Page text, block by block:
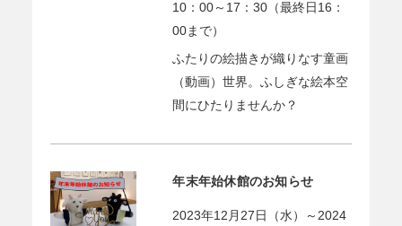
10：00～17：30（最終日16：
00まで）
ふたりの絵描きが織りなす童画
（動画）世界。ふしぎな絵本空
間にひたりませんか？
年末年始休館のお知らせ
2023年12月27日（水）～2024